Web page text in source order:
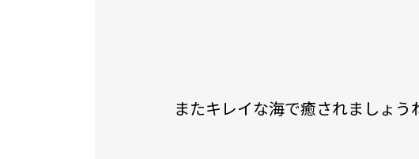
またキレイな海で癒されましょう